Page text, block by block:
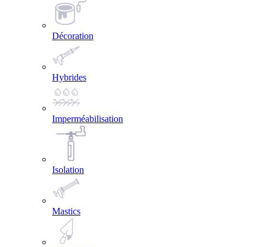
Décoration
Hybrides
Imperméabilisation
Isolation
Mastics